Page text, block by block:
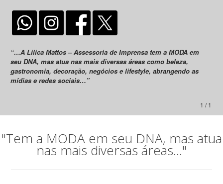
“…A Lilica Mattos – Assessoria de Imprensa tem a MODA em
seu DNA, mas atua nas mais diversas áreas como beleza,
gastronomia, decoração, negócios e lifestyle, abrangendo as
mídias e redes sociais…”
1 / 1
"Tem a MODA em seu DNA, mas atua
nas mais diversas áreas..."